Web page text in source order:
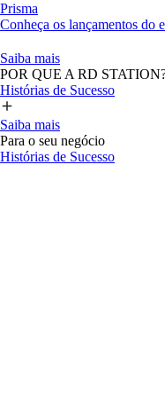
Prisma
Conheça os lançamentos do
Saiba mais
POR QUE A RD
Histórias de Sucesso
Saiba mais
Para o seu negócio
Histórias de Sucesso